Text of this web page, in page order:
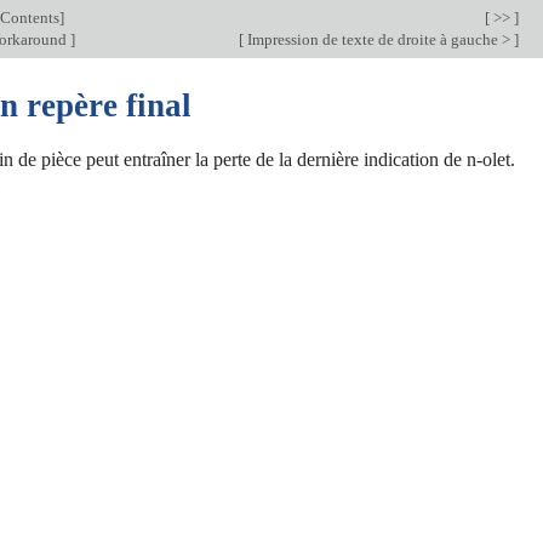
Contents]
[ >> ]
] [ Impression de texte de droite à gauche > ]
repère final
de pièce peut entraîner la perte de la dernière indication de n-olet.